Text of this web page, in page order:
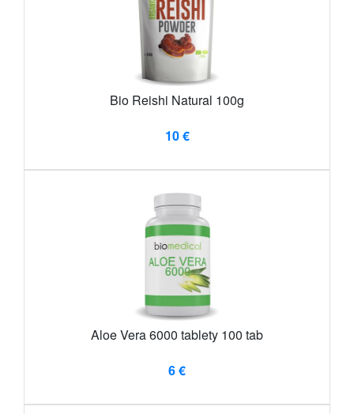
Bio Reishi Natural 100g
10 €
Aloe Vera 6000 tablety 100 tab
6 €